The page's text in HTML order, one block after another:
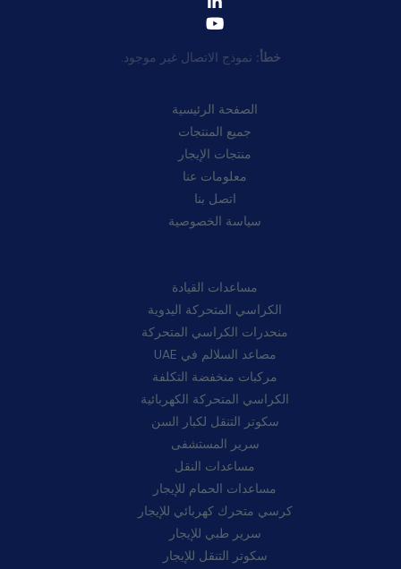
خطأ: نموذج الاتصال غير موجود.
الصفحة الرئيسية
جميع المنتجات
منتجات الإيجار
معلومات عنا
اتصل بنا
سياسة الخصوصية
مساعدات القيادة
الكراسي المتحركة اليدوية
منحدرات الكراسي المتحركة
مصاعد السلالم في UAE
مركبات منخفضة التكلفة
الكراسي المتحركة الكهربائية
سكوتر التنقل لكبار السن
سرير المستشفى
مساعدات النقل
مساعدات الحمام للإيجار
كرسي متحرك كهربائي للإيجار
سرير طبي للإيجار
سكوتر التنقل للإيجار